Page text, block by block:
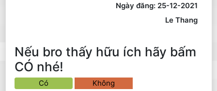
Ngày đăng: 25-12-2021
Le Thang
Nếu bro thấy hữu ích hãy bấm
CÓ nhé!
Có
Không